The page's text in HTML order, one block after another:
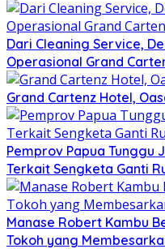
Dari Cleaning Service,
Operasional Grand
Grand Cartenz Hotel,
Pemprov Papua Tunggu
Terkait Sengketa Ganti
Manase Robert Kambu
Tokoh yang